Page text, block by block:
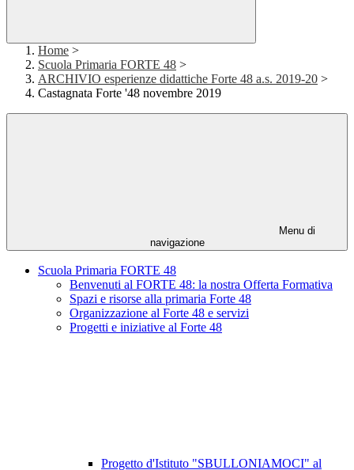
Home >
Scuola Primaria FORTE 48 >
ARCHIVIO esperienze didattiche Forte 48 a.s. 2019-20 >
Castagnata Forte '48 novembre 2019
Menu di
navigazione
Scuola Primaria FORTE 48
Benvenuti al FORTE 48: la nostra Offerta Formativa
Spazi e risorse alla primaria Forte 48
Organizzazione al Forte 48 e servizi
Progetti e iniziative al Forte 48
Progetto d'Istituto "SBULLONIAMOCI" al